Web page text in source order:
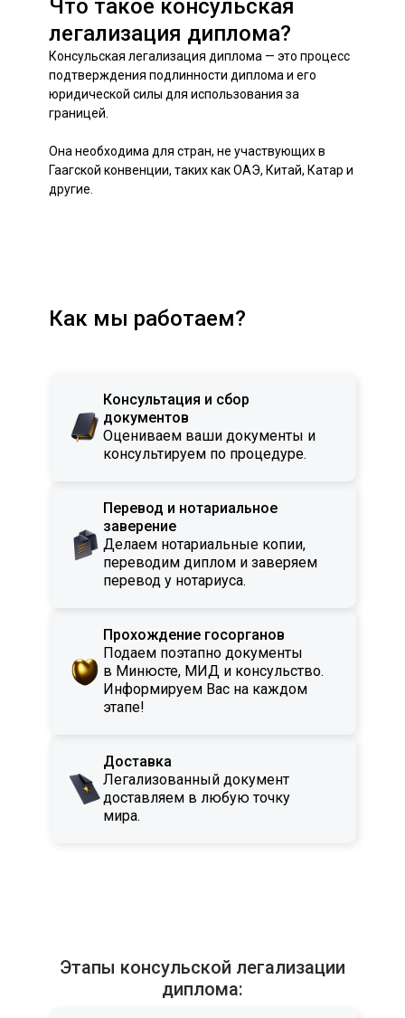
Что такое консульская
легализация диплома?
Консульская легализация диплома — это процесс
подтверждения подлинности диплома и его
юридической силы для использования за
границей.
Она необходима для стран, не участвующих в
Гаагской конвенции, таких как ОАЭ, Китай, Катар и
другие.
Как мы работаем?
Консультация и сбор
документов
Оцениваем ваши документы и
консультируем по процедуре.
Перевод и нотариальное
заверение
Делаем нотариальные копии,
переводим диплом и заверяем
перевод у нотариуса.
Прохождение госорганов
Подаем поэтапно документы
в Минюсте, МИД и консульство.
Информируем Вас на каждом
этапе!
Доставка
Легализованный документ
доставляем в любую точку
мира.
Этапы консульской легализации
диплома: